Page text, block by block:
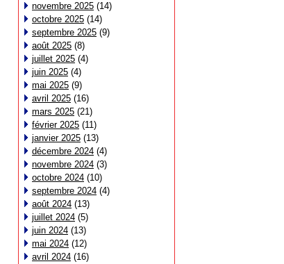
novembre 2025 (14)
octobre 2025 (14)
septembre 2025 (9)
août 2025 (8)
juillet 2025 (4)
juin 2025 (4)
mai 2025 (9)
avril 2025 (16)
mars 2025 (21)
février 2025 (11)
janvier 2025 (13)
décembre 2024 (4)
novembre 2024 (3)
octobre 2024 (10)
septembre 2024 (4)
août 2024 (13)
juillet 2024 (5)
juin 2024 (13)
mai 2024 (12)
avril 2024 (16)